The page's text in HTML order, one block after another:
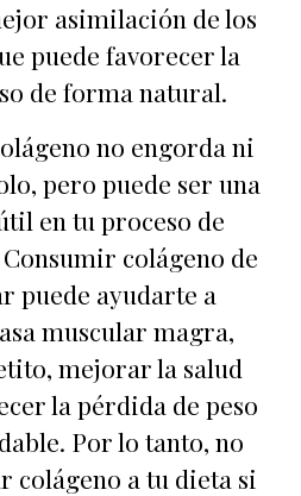
asimilación de los
puede favorecer la
de forma natural.
no engorda ni
pero puede ser una
en tu proceso de
colágeno de
puede ayudarte a
muscular magra,
mejorar la salud
la pérdida de peso
Por lo tanto, no
colágeno a tu dieta si